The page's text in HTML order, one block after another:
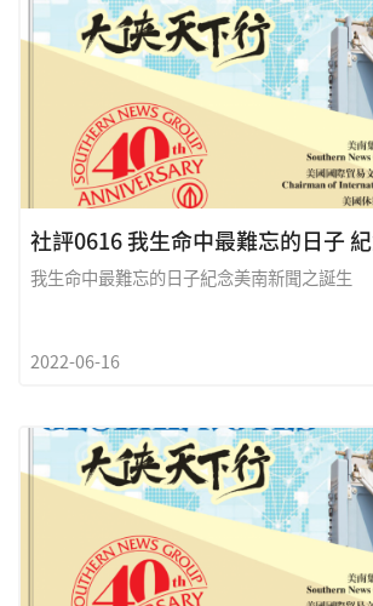
我生命中最難忘的日子紀念美南新聞之誕生
2022-06-16